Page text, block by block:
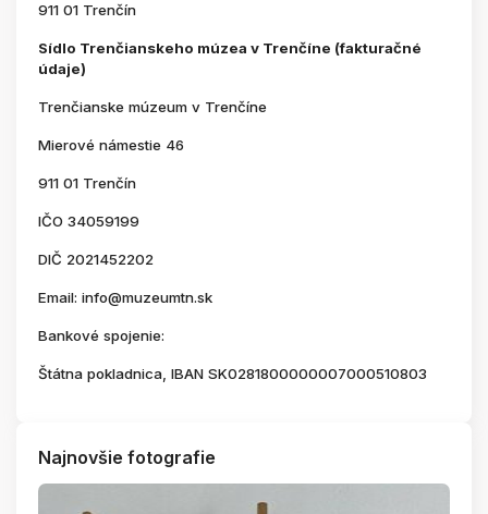
911 01 Trenčín
Sídlo Trenčianskeho múzea v Trenčíne (fakturačné
údaje)
Trenčianske múzeum v Trenčíne
Mierové námestie 46
911 01 Trenčín
IČO 34059199
DIČ 2021452202
Email: info@muzeumtn.sk
Bankové spojenie:
Štátna pokladnica, IBAN SK0281800000007000510803
Najnovšie fotografie